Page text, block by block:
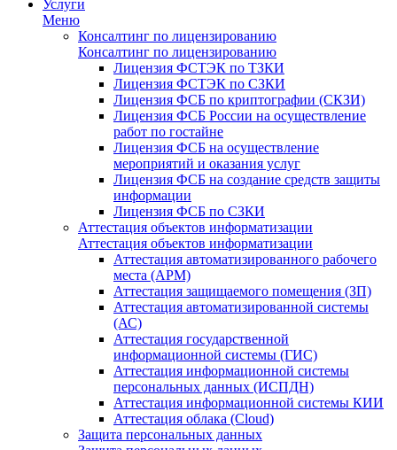
Услуги
Меню
Консалтинг по лицензированию
Консалтинг по лицензированию
Лицензия ФСТЭК по ТЗКИ
Лицензия ФСТЭК по СЗКИ
Лицензия ФСБ по криптографии (СКЗИ)
Лицензия ФСБ России на осуществление
работ по гостайне
Лицензия ФСБ на осуществление
мероприятий и оказания услуг
Лицензия ФСБ на создание средств защиты
информации
Лицензия ФСБ по СЗКИ
Аттестация объектов информатизации
Аттестация объектов информатизации
Аттестация автоматизированного рабочего
места (АРМ)
Аттестация защищаемого помещения (ЗП)
Аттестация автоматизированной системы
(АС)
Аттестация государственной
информационной системы (ГИС)
Аттестация информационной системы
персональных данных (ИСПДН)
Аттестация информационной системы КИИ
Аттестация облака (Cloud)
Защита персональных данных